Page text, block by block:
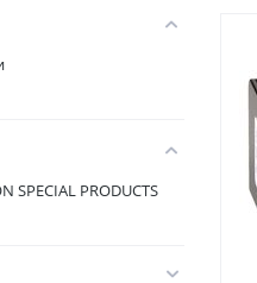
SPECIAL PRODUCTS